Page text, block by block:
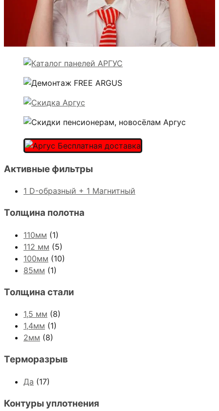
Активные фильтры
1 D-образный + 1 Магнитный
Толщина полотна
110мм (1)
112 мм (5)
100мм (10)
85мм (1)
Толщина стали
1,5 мм (8)
1,4мм (1)
2мм (8)
Терморазрыв
Да (17)
Контуры уплотнения